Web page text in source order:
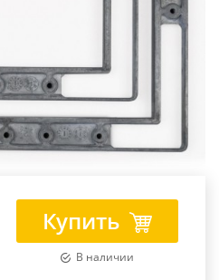
Купить
В наличии